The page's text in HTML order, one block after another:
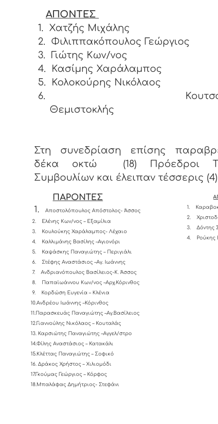
ΑΠΟΝΤΕΣ
1.
Χατζής Μιχάλης
2.
Φιλιππακόπουλος Γεώργιος
3.
Γιώτης Κων/νος
4.
Κασίμης Χαράλαμπος
5.
Κολοκούρης Νικόλαος
6.
Θεμιστοκλής
Στη συνεδρίαση επίσης
δέκα οκτώ (18) Πρόεδροι
Συμβουλίων και έλειπαν τέσσερις (4)
ΠΑΡΟΝΤΕΣ
1.
Αποστολόπουλος Απόστολος- Άσσος
2.
Ελένης Κων/νος – Εξαμίλια
3.
Κουλούκης Χαράλαμπος- Λέχαιο
4.
Καλλιμάνης Βασίλης –Αγιονόρι
5.
Καψάσκης Παναγιώτης – Περιγιάλι
6.
Στέφης Αναστάσιος –Αγ. Ιωάννης
7.
Ανδριανόπουλος Βασίλειος-K. Άσσος
8.
Παπαϊωάννου Κων/νος –Αρχ.Κόρινθος
9.
Κορδώση Ευγενία – Κλένια
10.Ανδρέου Ιωάννης –Κόρινθος
11.Παρασκευάς Παναγιώτης –Αγ.Βασίλειος
12.Γιαννούλης Νικόλαος – Κουταλάς
13. Καρσιώτης Παναγιώτης –Αγγελ/στρο
14.Φίλης Αναστάσιος – Κατακάλι
15.Κλέττας Παναγιώτης – Σοφικό
16. Δράκος Χρήστος – Χιλιομόδι
17.Γκούμας Γεώργιος – Κόρφος
18.Μπαλάφας Δημήτριος- Στεφάνι
1.
2.
3.
Δόντης
4.
Ρούκης